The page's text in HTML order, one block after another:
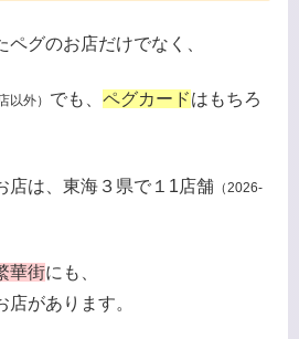
グのお店だけでなく、
以外） でも、 ペグカードはもちろ
店は、東海３県で１1店舗 （2026-
華街にも、
があります。